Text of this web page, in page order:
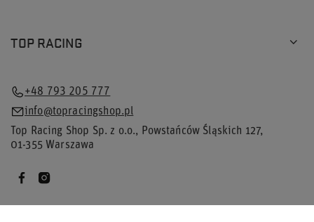
TOP RACING
+48 793 205 777
info@topracingshop.pl
Top Racing Shop Sp. z o.o., Powstańców Śląskich 127,
01-355Warszawa